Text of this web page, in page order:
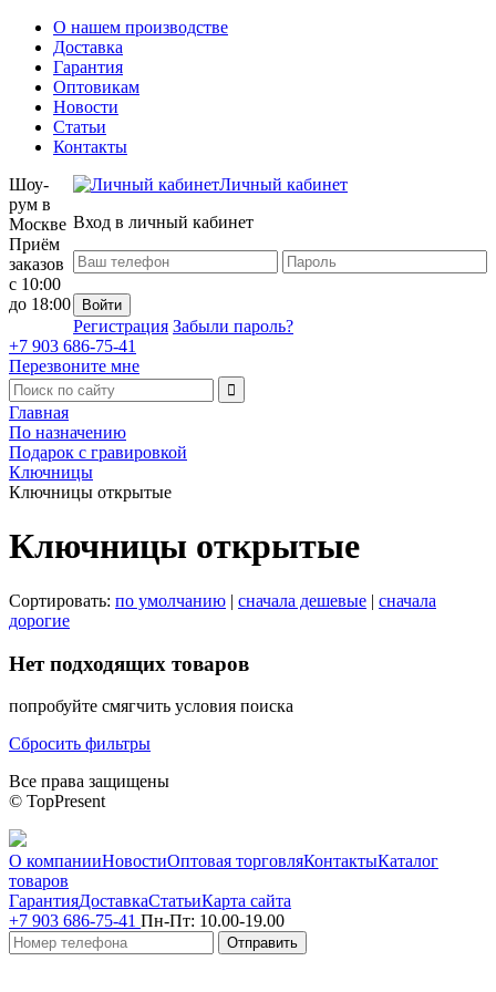
О нашем производстве
Доставка
Гарантия
Оптовикам
Новости
Статьи
Контакты
Личный кабинет
Вход в личный кабинет
Регистрация Забыли пароль?
Шоу-
рум в
Москве
Приём
заказов
с 10:00
до 18:00
+7 903 686-75-41
Перезвоните мне
Главная
По назначению
Подарок с гравировкой
Ключницы
Ключницы открытые
Ключницы открытые
Сортировать: по умолчанию | сначала дешевые | сначала
дорогие
Нет подходящих товаров
попробуйте смягчить условия поиска
Сбросить фильтры
Все права защищены
© TopPresent
О компанииНовостиОптовая торговляКонтактыКаталог
товаров
ГарантияДоставкаСтатьиКарта сайта
+7 903 686-75-41 Пн-Пт: 10.00-19.00